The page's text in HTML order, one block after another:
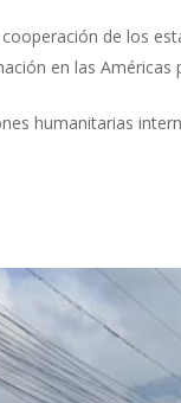
de los
en las
humanitarias